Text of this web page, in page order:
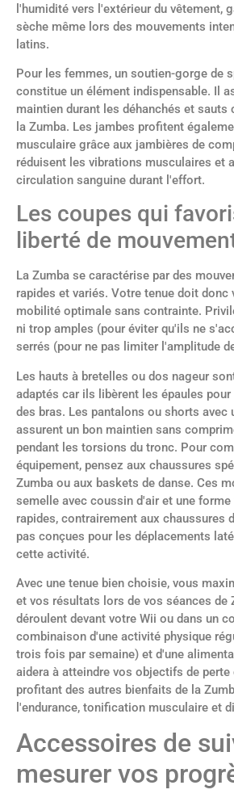
l'humidité vers l'extérieur du vêtement,
sèche même lors des mouvements
latins.
Pour les femmes, un soutien-gorge de
constitue un élément indispensable. Il
maintien durant les déhanchés et sauts
la Zumba. Les jambes profitent
musculaire grâce aux jambières de
réduisent les vibrations musculaires et
circulation sanguine durant l'effort.
Les coupes qui
liberté de
La Zumba se caractérise par des
rapides et variés. Votre tenue doit donc
mobilité optimale sans contrainte.
ni trop amples (pour éviter qu'ils ne
serrés (pour ne pas limiter l'amplitude
Les hauts à bretelles ou dos nageur
adaptés car ils libèrent les épaules
des bras. Les pantalons ou shorts avec
assurent un bon maintien sans
pendant les torsions du tronc. Pour
équipement, pensez aux chaussures
Zumba ou aux baskets de danse. Ces
semelle avec coussin d'air et une
rapides, contrairement aux chaussures
pas conçues pour les déplacements
cette activité.
Avec une tenue bien choisie, vous
et vos résultats lors de vos séances de
déroulent devant votre Wii ou dans un
combinaison d'une activité physique
trois fois par semaine) et d'une
aidera à atteindre vos objectifs de perte
profitant des autres bienfaits de la
l'endurance, tonification musculaire et
Accessoires de
mesurer vos